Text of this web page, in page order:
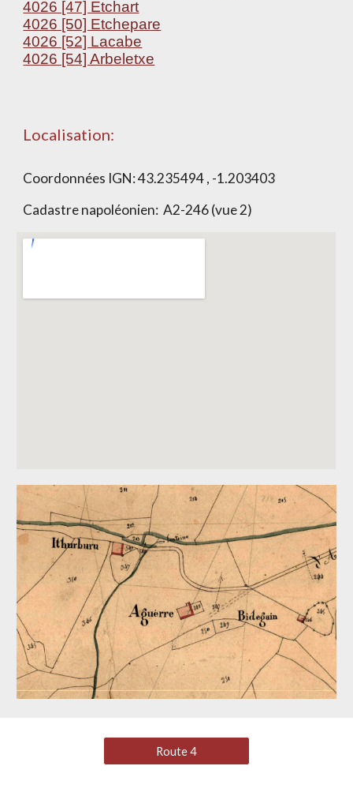
4026 [47] Etchart
4026 [50] Etchepare
4026 [52] Lacabe
4026 [54] Arbeletxe
Localisation:
Coordonnées IGN: 43.235494 , -1.203403
Cadastre napoléonien: A2-246 (vue 2)
Route 4